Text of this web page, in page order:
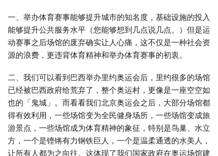
一、举办体育赛事能够提升城市的知名度，基础设施的投入
能够提升公共服务水平（您能够想到几点说几点。）但是运
动赛事之后场馆的废弃确实让人心痛，这不仅是一种社会资
源的浪费，更违背体育精神和举办体育赛事的初衷。
二、我们可以看到巴西举办里约奥运会后，里约很多的场馆
已经被巴西政府给荒弃了，整个奥运村，更像是一座空空如
也的「鬼城」。而看看我们北京奥运会之后，大部分场馆都
得有效利用，一些场馆变为全民健身场所，一些场馆变成旅
游景点，一些场馆成为体育精神的象征，特别是鸟巢、水立
方，一个是铿锵有力钢铁巨人，一个是温柔通透的水美人，
让所有人都为之向往。这体现了我们国家政府在奥运场馆建